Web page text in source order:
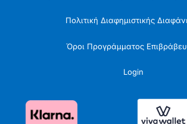
Πολιτική Διαφημιστικής
Όροι Προγράμματος
Login